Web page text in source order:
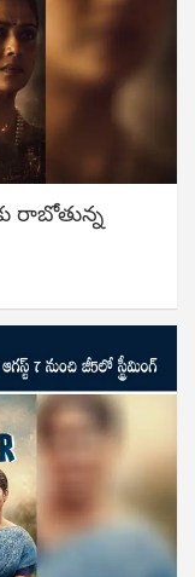
రాబోతున్న